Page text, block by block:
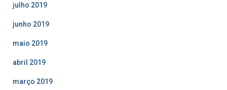
julho 2019
junho 2019
maio 2019
abril 2019
março 2019